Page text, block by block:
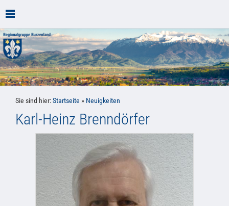
Sie sind hier:Startseite » Neuigkeiten
Karl-Heinz Brenndörfer